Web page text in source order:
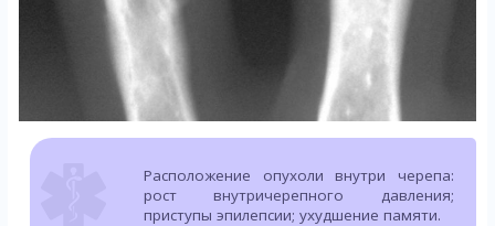
Расположение опухоли внутри черепа:
рост внутричерепного давления;
приступы эпилепсии; ухудшение памяти.